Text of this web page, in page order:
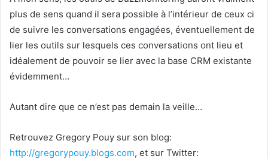
plus de sens quand il sera possible à l’intérieur de ceux ci
de suivre les conversations engagées, éventuellement de
lier les outils sur lesquels ces conversations ont lieu et
idéalement de pouvoir se lier avec la base CRM existante
évidemment…
Autant dire que ce n’est pas demain la veille…
Retrouvez Gregory Pouy sur son blog:
http://gregorypouy.blogs.com, et sur Twitter: